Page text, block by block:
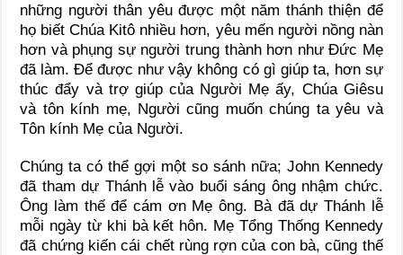
những người thân yêu được một năm thánh thiện để
họ biết Chúa Kitô nhiều hơn, yêu mến người nồng nàn
hơn và phụng sự người trung thành hơn như Đức Mẹ
đã làm. Để được như vậy không có gì giúp ta, hơn sự
thúc đẩy và trợ giúp của Người Mẹ ấy, Chúa Giêsu
và tôn kính mẹ, Người cũng muốn chúng ta yêu và
Tôn kính Mẹ của Người.
Chúng ta có thể gợi một so sánh nữa; John Kennedy
đã tham dự Thánh lễ vào buổi sáng ông nhậm chức.
Ông làm thế để cám ơn Mẹ ông. Bà đã dự Thánh lễ
mỗi ngày từ khi bà kết hôn. Mẹ Tổng Thống Kennedy
đã chứng kiến cái chết rùng rợn của con bà, cũng thế